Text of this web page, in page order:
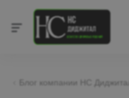
Блог компании НС Диджитал